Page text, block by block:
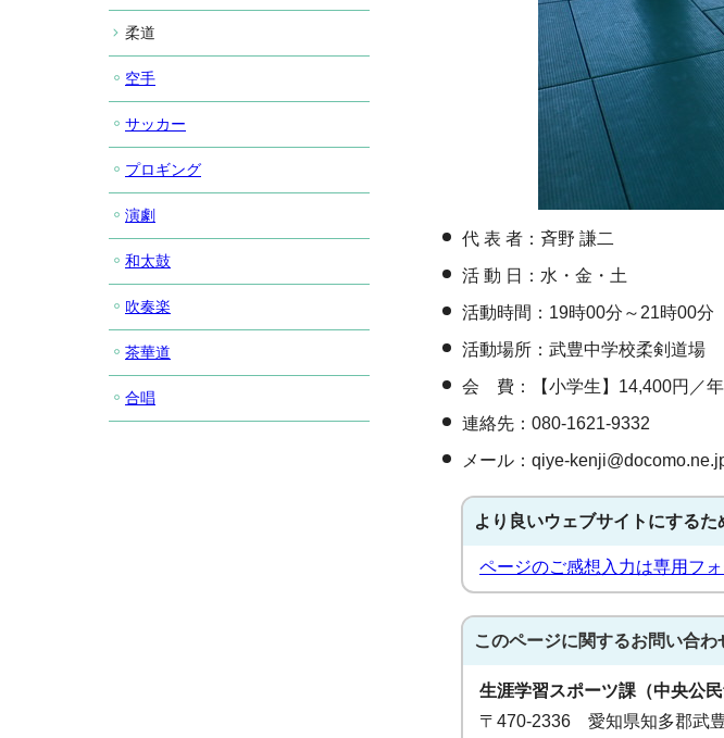
代 表 者：斉野 謙二
活 動 日：水・金・土
活動時間：19時00分～21時00分
活動場所：武豊中学校柔剣道場
会 費：【小学生】14,400円／
連絡先：080-1621-9332
メール：qiye-
より良いウェブサイトにするた
ページのご感想入力は専用フ
このページに関するお問い合わ
生涯学習スポーツ課（中央公民
〒470-2336 愛知県知多郡武
柔道
空手
サッカー
プロギング
演劇
和太鼓
吹奏楽
茶華道
合唱